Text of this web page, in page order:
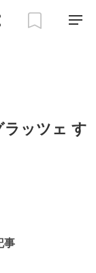
ッツェ す
事